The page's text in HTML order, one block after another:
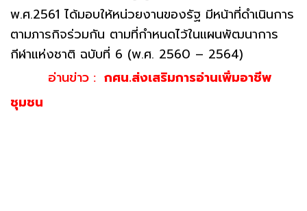
พ.ศ.2561 ได้มอบให้หน่วยงานของรัฐ มีหน้าที่ดำเนินการ
ตามภารกิจร่วมกัน ตามที่กำหนดไว้ในแผนพัฒนาการ
กีฬาแห่งชาติ ฉบับที่ 6 (พ.ศ. 2560 – 2564)
อ่านข่าว : กศน.ส่งเสริมการอ่านเพิ่มอาชีพ
ชุมชน